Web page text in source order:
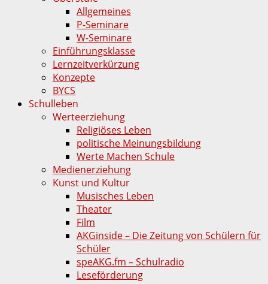
Allgemeines
P-Seminare
W-Seminare
Einführungsklasse
Lernzeitverkürzung
Konzepte
BYCS
Schulleben
Werteerziehung
Religiöses Leben
politische Meinungsbildung
Werte Machen Schule
Medienerziehung
Kunst und Kultur
Musisches Leben
Theater
Film
AKGinside – Die Zeitung von Schülern für
Schüler
speAKG.fm – Schulradio
Leseförderung